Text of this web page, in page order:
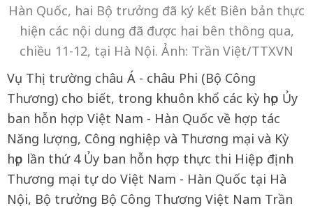
Hàn Quốc, hai Bộ trưởng đã ký kết Biên bản thực
hiện các nội dung đã được hai bên thông qua,
chiều 11-12, tại Hà Nội. Ảnh: Trần Việt/TTXVN
Vụ Thị trường châu Á - châu Phi (Bộ Công
Thương) cho biết, trong khuôn khổ các kỳ họp Ủy
ban hỗn hợp Việt Nam - Hàn Quốc về hợp tác
Năng lượng, Công nghiệp và Thương mại và Kỳ
họp lần thứ 4 Ủy ban hỗn hợp thực thi Hiệp định
Thương mại tự do Việt Nam - Hàn Quốc tại Hà
Nội, Bộ trưởng Bộ Công Thương Việt Nam Trần